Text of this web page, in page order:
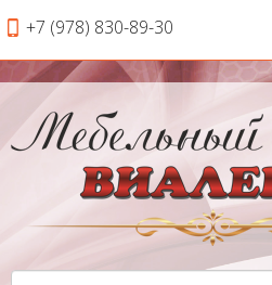
+7 (978) 830-89-30